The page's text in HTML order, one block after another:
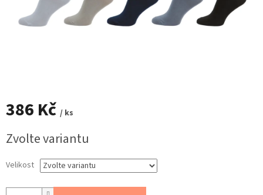
386 Kč / ks
cena:
Zvolte variantu
Velikost